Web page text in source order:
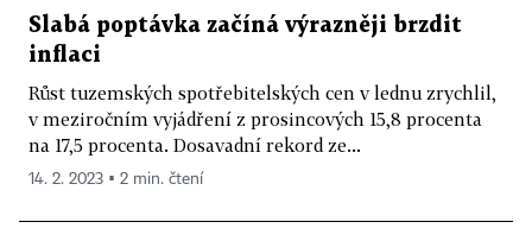
Slabá poptávka začíná výrazněji brzdit
inflaci
Růst tuzemských spotřebitelských cen v lednu zrychlil,
v meziročním vyjádření z prosincových 15,8 procenta
na 17,5 procenta. Dosavadní rekord ze...
14. 2. 2023 ▪ 2 min. čtení